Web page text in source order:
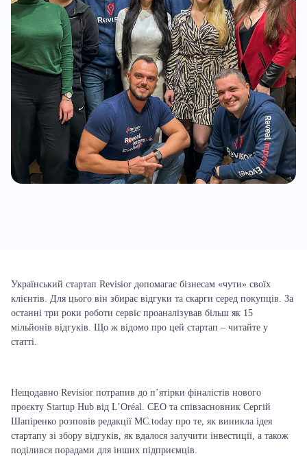
Український стартап Revisior допомагає бізнесам «чути» своїх
клієнтів. Для цього він збирає відгуки та скарги серед покупців. За
останні три роки роботи сервіс проаналізував більш як 15
мільйонів відгуків. Що ж відомо про цей стартап – читайте у
статті.
Нещодавно Revisior потрапив до п’ятірки фіналістів нового
проєкту Startup Hub від L’Oréal. СЕО та співзасновник Сергій
Шапіренко розповів редакції MC.today про те, як виникла ідея
стартапу зі збору відгуків, як вдалося залучити інвестиції, а також
поділився порадами для інших підприємців.